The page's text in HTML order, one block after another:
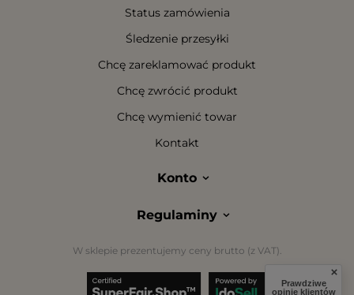
Status zamówienia
Śledzenie przesyłki
Chcę zareklamować produkt
Chcę zwrócić produkt
Chcę wymienić towar
Kontakt
Konto
Regulaminy
W sklepie prezentujemy ceny brutto (z VAT).
Prawdziwe
opinie klientów